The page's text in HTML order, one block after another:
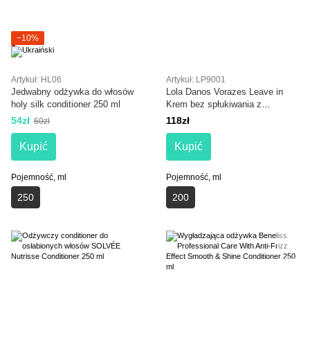
−10%
Artykuł: HL06
Jedwabny odżywka do włosów
holy silk conditioner 250 ml
54zł 60zł
Kupić
Pojemność, ml
250
Artykuł: LP9001
Lola Danos Vorazes Leave in
Krem bez spłukiwania z
termoochroną 200 ml
118zł
Kupić
Pojemność, ml
200